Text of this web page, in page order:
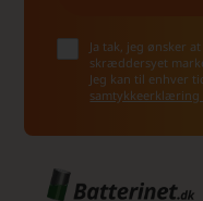
Ja tak, jeg ønsker
skræddersyet
Jeg kan til enhver